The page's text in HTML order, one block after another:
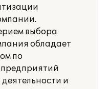
выбора
обладает
по
и